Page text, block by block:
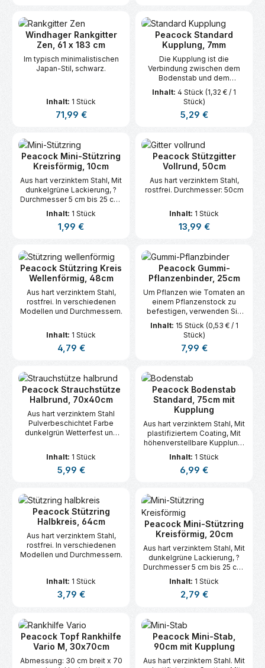
Windhager Rankgitter
Zen, 61 x 183 cm
Im typisch minimalistischen
Japan-Stil, schwarz.
Inhalt: 1 Stück
Regulärer Preis:
71,99 €
Peacock Standard
Kupplung, 7mm
Die Kupplung ist die
Verbindung zwischen dem
Bodenstab und dem
Stützring. Da die
Pflanzenstütze
Höhenverstellbar ist, 'wächst'
sie ganz einfach mit der
Inhalt: 4 Stück (1,32 € / 1
Stück)
Regulärer Preis:
5,29 €
Peacock Mini-Stützring
Kreisförmig, 10cm
Aus hart verzinktem Stahl, Mit
dunkelgrüne Lackierung, ?
Durchmesser 5 cm bis 25 cm,
Rostfrei
Inhalt: 1 Stück
Regulärer Preis:
1,99 €
Peacock Stützgitter
Vollrund, 50cm
Aus hart verzinktem Stahl,
rostfrei. Durchmesser: 50cm
Inhalt: 1 Stück
Regulärer Preis:
13,99 €
Peacock Stützring Kreis
Wellenförmig, 48cm
Aus hart verzinktem Stahl,
rostfrei. In verschiedenen
Modellen und Durchmessern.
Inhalt: 1 Stück
Regulärer Preis:
4,79 €
Peacock Gummi-
Pflanzenbinder, 25cm
Um Pflanzen wie Tomaten an
einem Pflanzenstock zu
befestigen, verwenden Sie
den Gummi-Pflanzenbinder.
Dieser ist elastisch und kann
wiederverwendet werden.
Die Pflanzenbinder sind 25
Inhalt: 15 Stück (0,53 € / 1
Stück)
Regulärer Preis:
7,99 €
Peacock Strauchstütze
Halbrund, 70x40cm
Aus hart verzinktem Stahl
Pulverbeschichtet Farbe
dunkelgrün Wetterfest und
Inhalt: 1 Stück
Regulärer Preis:
5,99 €
Peacock Bodenstab
Standard, 75cm mit
Kupplung
Aus hart verzinktem Stahl, Mit
plastifiziertem Coating, Mit
höhenverstellbare Kupplung,
Höhe: 75 cm. Durchmesser: 7
mm, Kombinierbar mit
Stützringe, Stützgitter und
Inhalt: 1 Stück
Regulärer Preis:
6,99 €
Peacock Stützring
Halbkreis, 64cm
Aus hart verzinktem Stahl,
rostfrei. In verschiedenen
Modellen und Durchmessern.
Inhalt: 1 Stück
Regulärer Preis:
3,79 €
Peacock Mini-Stützring
Kreisförmig, 20cm
Aus hart verzinktem Stahl, Mit
dunkelgrüne Lackierung, ?
Durchmesser 5 cm bis 25 cm,
Rostfrei
Inhalt: 1 Stück
Regulärer Preis:
2,79 €
Peacock Topf Rankhilfe
Vario M, 30x70cm
Abmessung: 30 cm breit x 70
Peacock Mini-Stab,
90cm mit Kupplung
Aus hart verzinktem Stahl. Mit